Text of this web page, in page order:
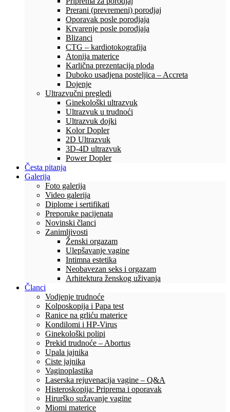
Prerani (prevremeni) porodjaj
Oporavak posle porodjaja
Krvarenje posle porodjaja
Blizanci
CTG – kardiotokografija
Atonija materice
Karlična prezentacija ploda
Duboko usadjena posteljica – Accreta
Dojenje
Ultrazvučni pregledi
Ginekološki ultrazvuk
Ultrazvuk u trudnoći
Ultrazvuk dojki
Kolor Dopler
2D Ultrazvuk
3D-4D ultrazvuk
Power Dopler
Česta pitanja
Galerija
Foto galerija
Video galerija
Diplome i sertifikati
Preporuke pacijenata
Novinski članci
Zanimljivosti
Ženski orgazam
Ulepšavanje vagine
Intimna estetika
Neobavezan seks i orgazam
Arhitektura ženskog uživanja
Članci
Vodjenje trudnoće
Kolposkopija i Papa test
Ranice na grliću materice
Kondilomi i HP-Virus
Ginekološki polipi
Prekid trudnoće – Abortus
Upala jajnika
Ciste jajnika
Vaginoplastika
Laserska rejuvenacija vagine – Q&A
Histeroskopija: Priprema i oporavak
Hirurško sužavanje vagine
Miomi materice